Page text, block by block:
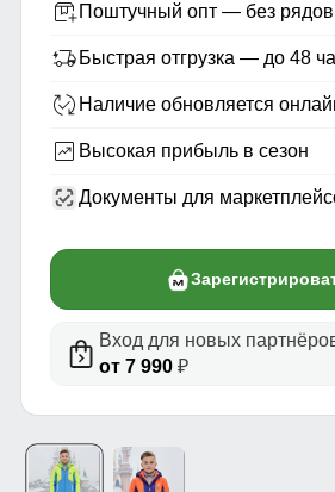
Поштучный опт — без рядов
Быстрая отгрузка — до 48
Наличие обновляется
Высокая прибыль в сезон
Документы для
Вход для новых
от 7 990₽